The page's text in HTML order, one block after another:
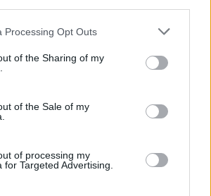
website/app uses one or more Google
or usage behaviour. You may click to
to Google and its third-party tags to
specified purposes in below Google
Processing Opt Outs
of the Sharing of my
of the Sale of my
of processing my
for Targeted Advertising.
egyre csak mondtam a
gyerekemről.Zsótér
majdnem
hogy ezt így fogjuk megcsinálni.
hogy a kislány is szereplő, de
vagy majd az utolsó pillanatban
tanítottunk be neki semmit,
hogy ott legyen, és figyeltük, mire
mi is rögtönöztünk arra valamit.
igényel. Elmondhatatlanul
maradt, és azóta is minden